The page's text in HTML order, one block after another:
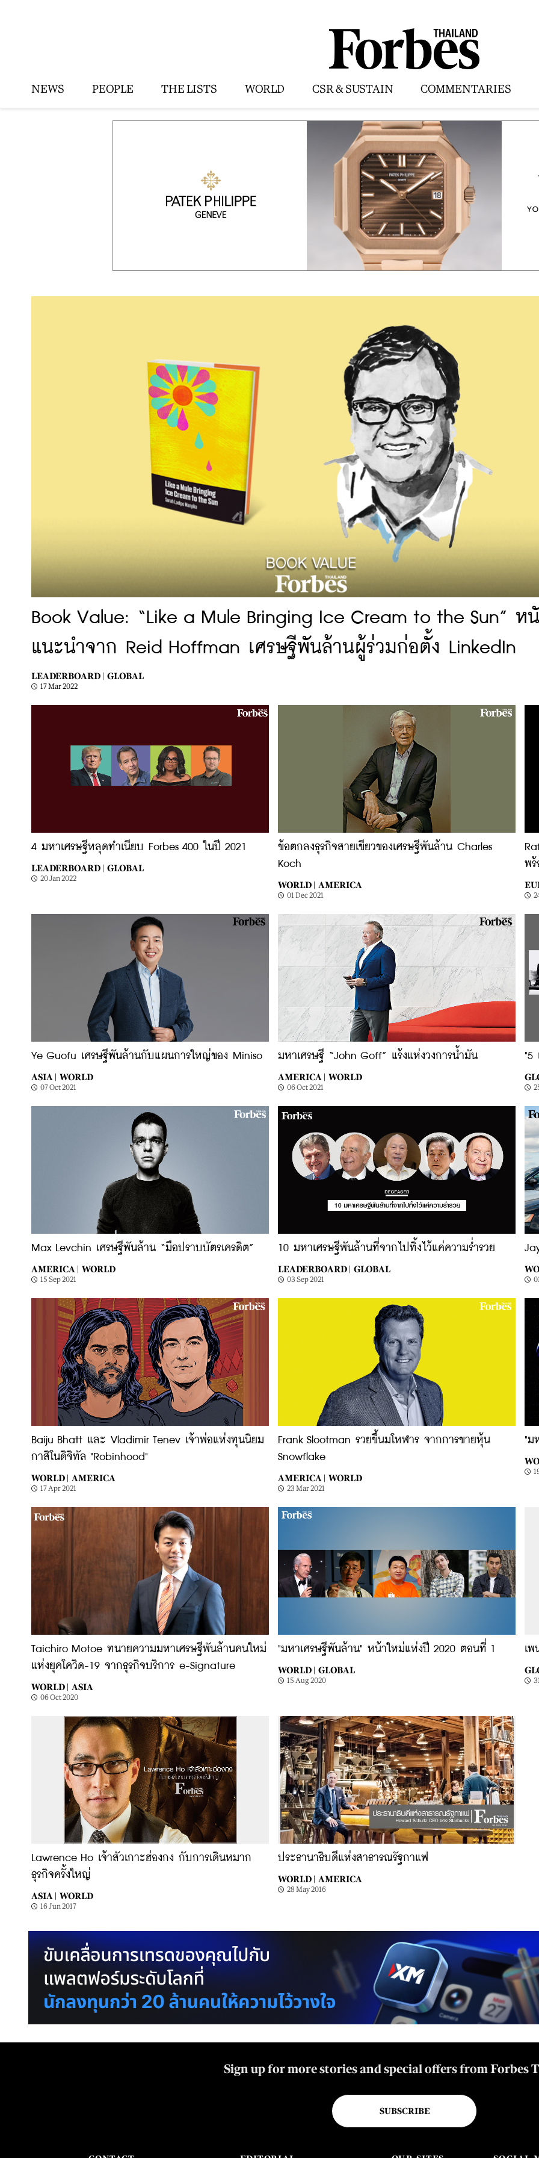
NEWS PEOPLE THE LISTS WORLD CSR & SUSTAIN COMMENTARIES
Book Value: “Like a Mule Bringing Ice Cream to the Sun” ห
แนะนำจาก Reid Hoffman เศรษฐีพันล้านผู้ร่วมก่อตั้ง LinkedIn
LEADERBOARD | GLOBAL
17 Mar 2022
4 มหาเศรษฐีหลุดทำเนียบ Forbes 400 ในปี 2021
LEADERBOARD | GLOBAL
20 Jan 2022
ข้อตกลงธุรกิจสายเขียวของเศรษฐีพันล้าน Charles
Koch
WORLD | AMERICA
01 Dec 2021
พร้
Ye Guofu เศรษฐีพันล้านกับแผนการใหญ่ของ Miniso
ASIA | WORLD
07 Oct 2021
มหาเศรษฐี “John Goff” แร้งแห่งวงการน้ำมัน
AMERICA | WORLD
06 Oct 2021
"5
Max Levchin เศรษฐีพันล้าน “มือปราบบัตรเครดิต”
AMERICA | WORLD
15 Sep 2021
10 มหาเศรษฐีพันล้านที่จากไปทิ้งไว้แค่ความร่ำรวย
LEADERBOARD | GLOBAL
03 Sep 2021
Baiju Bhatt และ Vladimir Tenev เจ้าพ่อแห่งทุนนิยม
กาสิโนดิจิทัล "Robinhood"
WORLD | AMERICA
17 Apr 2021
Frank Slootman รวยขึ้นมโหฬาร จากการขายหุ้น
Snowflake
AMERICA | WORLD
23 Mar 2021
"ม
Taichiro Motoe ทนายความมหาเศรษฐีพันล้านคนใหม่
แห่งยุคโควิด-19 จากธุรกิจบริการ e-Signature
WORLD | ASIA
06 Oct 2020
"มหาเศรษฐีพันล้าน" หน้าใหม่แห่งปี 2020 ตอนที่ 1
WORLD | GLOBAL
15 Aug 2020
เพ
Lawrence Ho เจ้าสัวเกาะฮ่องกง กับการเดินหมาก
ธุรกิจครั้งใหญ่
ASIA | WORLD
16 Jun 2017
ประธานาธิบดีแห่งสาธารณรัฐกาแฟ
WORLD | AMERICA
28 May 2016
Sign up for more stories and special offers from Forbes
SUBSCRIBE